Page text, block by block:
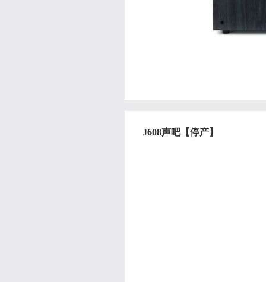
J608声吧【停产】